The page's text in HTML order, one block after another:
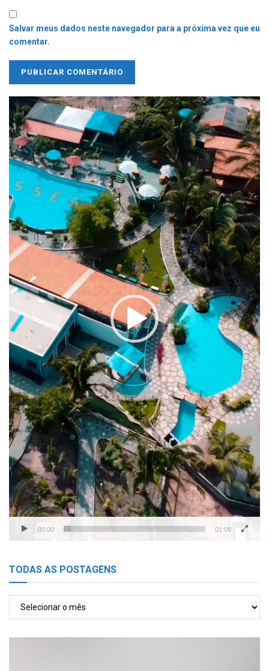
Salvar meus dados neste navegador para a próxima vez que eu
comentar.
Tocador
de
vídeo
00:00 01:09
TODAS AS POSTAGENS